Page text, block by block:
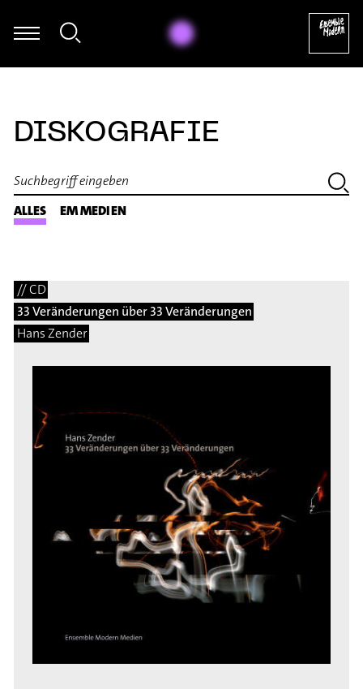
Hermann Kretzschmar - Hermann
DISKOGRAFIE
ALLES EM MEDIEN
// CD
33 Veränderungen über 33 Veränderungen
Hans Zender